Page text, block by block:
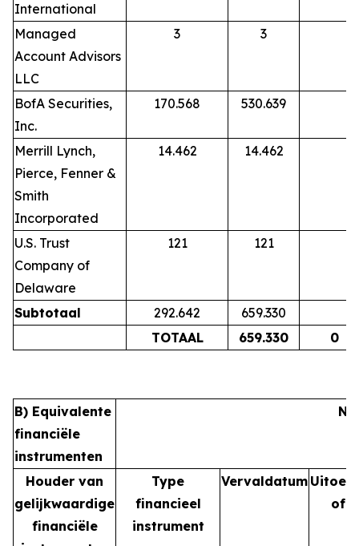
International
Managed
Account Advisors
LLC
3 3
BofA Securities,
Inc.
170.568 530.639
Merrill Lynch,
Pierce, Fenner &
Smith
Incorporated
14.462 14.462
U.S. Trust
Company of
Delaware
121 121
Subtotaal 292.642
659.330
TOTAAL
659.330 0
B) Equivalente
financiële
instrumenten
Houder van
gelijkwaardige
financiële
Type
financieel
instrument
Vervaldatum
of -